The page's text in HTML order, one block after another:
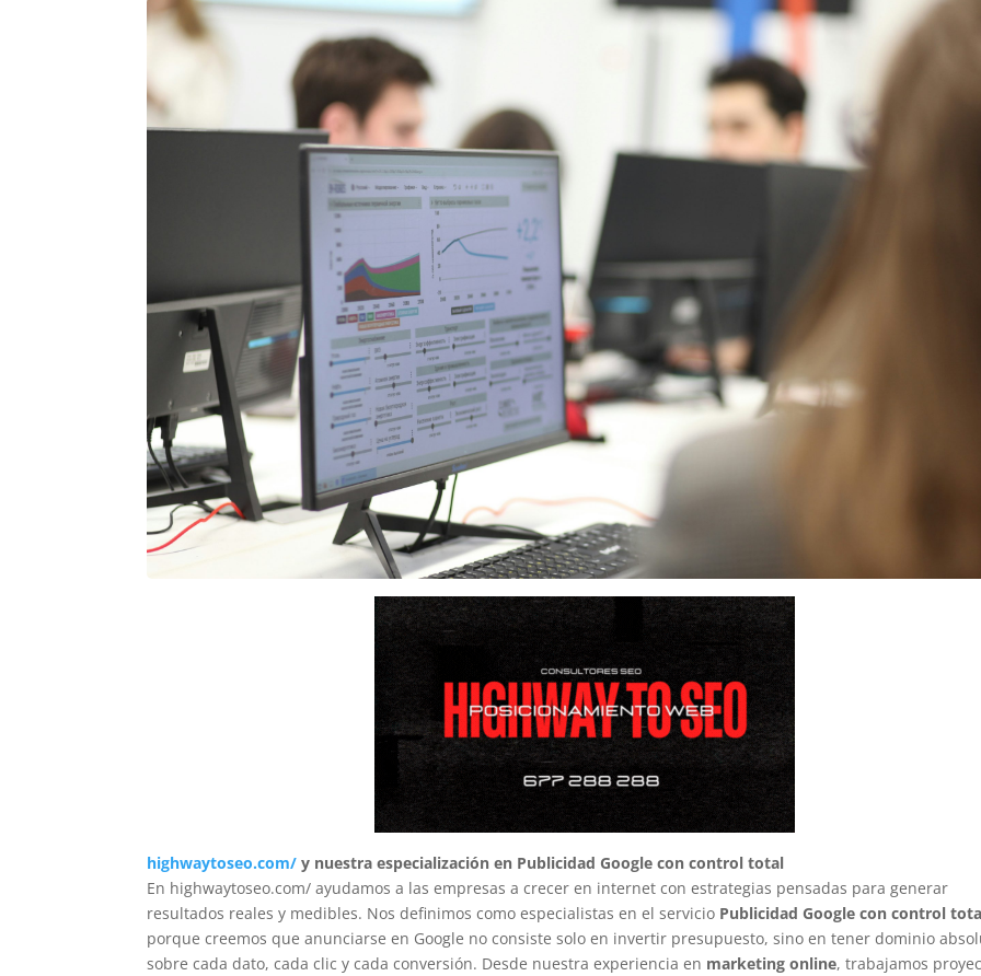
highwaytoseo.com/ y nuestra especialización en Publicidad Google con control total
En highwaytoseo.com/ ayudamos a las empresas a crecer en internet con estrategias pensadas para generar
resultados reales y medibles. Nos definimos como especialistas en el servicio Publicidad Google con control
porque creemos que anunciarse en Google no consiste solo en invertir presupuesto, sino en tener dominio
sobre cada dato, cada clic y cada conversión. Desde nuestra experiencia en marketing online, trabajamos